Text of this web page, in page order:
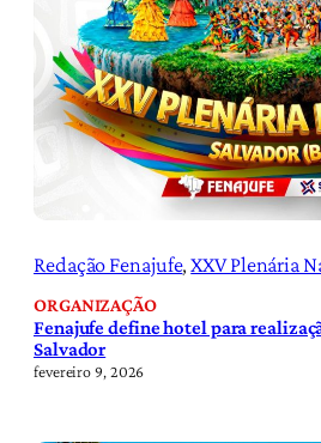
Redação Fenajufe, XXV Plenária
ORGANIZAÇÃO
Fenajufe define hotel para
Salvador
fevereiro 9, 2026